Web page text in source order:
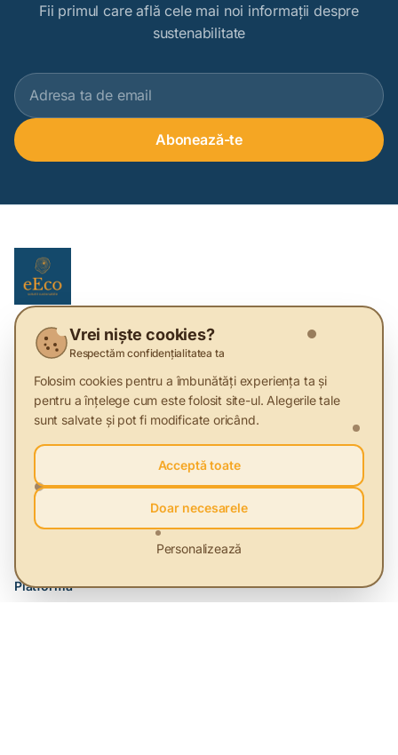
Fii primul care află cele mai noi informații despre
sustenabilitate
Abonează-te
HUB de sustenabilitate care ajută oamenii și companiile să-și
schimbe stilul de viață și modelul de business.
Despre Sustenabilitate
Articole
Furnizori Verzi
Platformă
Vrei niște cookies?
Respectăm confidențialitatea ta
Folosim cookies pentru a îmbunătăți experiența ta și
pentru a înțelege cum este folosit site-ul. Alegerile tale
sunt salvate și pot fi modificate oricând.
Acceptă toate
Doar necesarele
Personalizează